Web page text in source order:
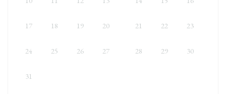
17 18 19 20 21 22 23
24 25 26 27 28 29 30
31